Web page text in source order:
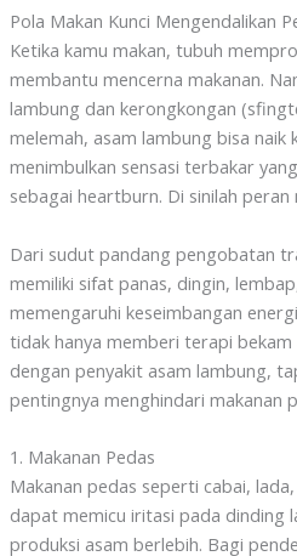
Pola Makan Kunci Mengendalikan
Ketika kamu makan, tubuh
membantu mencerna makanan.
lambung dan kerongkongan
melemah, asam lambung bisa naik
menimbulkan sensasi terbakar
sebagai heartburn. Di sinilah
Dari sudut pandang pengobatan
memiliki sifat panas, dingin,
memengaruhi keseimbangan
tidak hanya memberi terapi
dengan penyakit asam lambung,
pentingnya menghindari makanan
1. Makanan Pedas
Makanan pedas seperti cabai,
dapat memicu iritasi pada dinding
produksi asam berlebih. Bagi